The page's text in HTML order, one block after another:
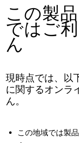
この製
ではご
ん
現時点では、以
に関するオンラ
ん。
この地域では製